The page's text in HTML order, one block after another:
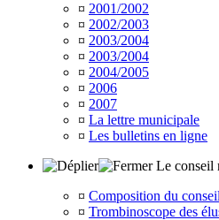
¤ 2001/2002
¤ 2002/2003
¤ 2003/2004
¤ 2003/2004
¤ 2004/2005
¤ 2006
¤ 2007
¤ La lettre municipale
¤ Les bulletins en ligne
Le conseil
¤ Composition du
¤ Trombinoscope des